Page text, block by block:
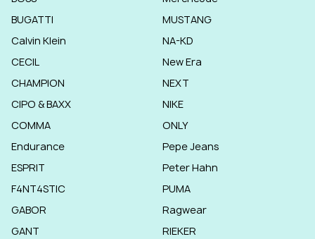
BUGATTI
Calvin Klein
CECIL
CHAMPION
CIPO & BAXX
COMMA
Endurance
ESPRIT
F4NT4STIC
GABOR
GANT
MUSTANG
NA-KD
New Era
NEXT
NIKE
ONLY
Pepe Jeans
Peter Hahn
PUMA
Ragwear
RIEKER